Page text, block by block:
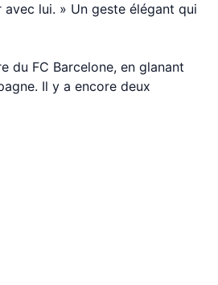
avec lui. » Un geste élégant qui
du FC Barcelone, en glanant
Il y a encore deux